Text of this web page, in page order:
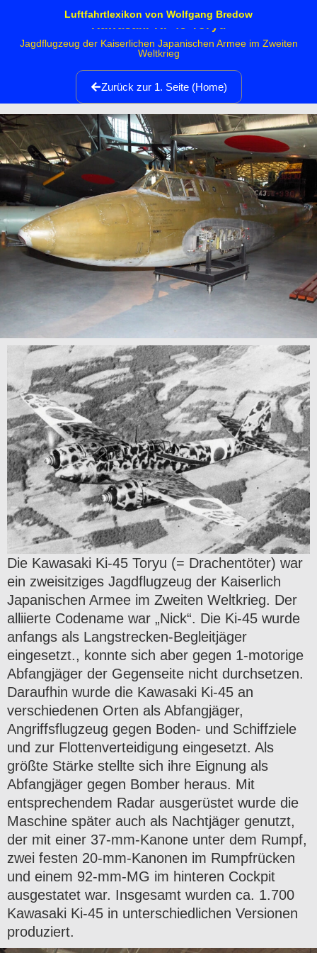
Luftfahrtlexikon von Wolfgang Bredow
Kawasaki Ki-45 Toryu
Jagdflugzeug der Kaiserlichen Japanischen Armee im Zweiten
Weltkrieg
Zurück zur 1. Seite (Home)
Die Kawasaki Ki-45 Toryu (= Drachentöter) war
ein zweisitziges Jagdflugzeug der Kaiserlich
Japanischen Armee im Zweiten Weltkrieg. Der
alliierte Codename war „Nick“. Die Ki-45 wurde
anfangs als Langstrecken-Begleitjäger
eingesetzt., konnte sich aber gegen 1-motorige
Abfangjäger der Gegenseite nicht durchsetzen.
Daraufhin wurde die Kawasaki Ki-45 an
verschiedenen Orten als Abfangjäger,
Angriffsflugzeug gegen Boden- und Schiffziele
und zur Flottenverteidigung eingesetzt. Als
größte Stärke stellte sich ihre Eignung als
Abfangjäger gegen Bomber heraus. Mit
entsprechendem Radar ausgerüstet wurde die
Maschine später auch als Nachtjäger genutzt,
der mit einer 37-mm-Kanone unter dem Rumpf,
zwei festen 20-mm-Kanonen im Rumpfrücken
und einem 92-mm-MG im hinteren Cockpit
ausgestatet war. Insgesamt wurden ca. 1.700
Kawasaki Ki-45 in unterschiedlichen Versionen
produziert.